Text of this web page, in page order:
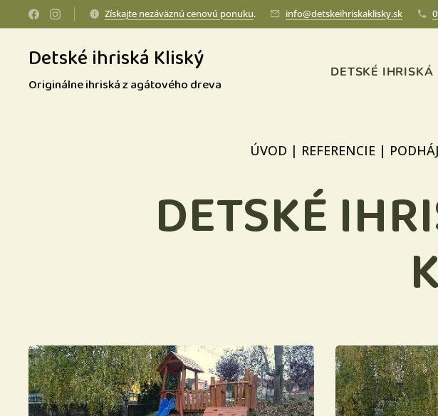
Získajte nezáväznú cenovú ponuku. info@detskeihriskaklisky.sk
Detské ihriská Kliský
Originálne ihriská z agátového dreva
DETSKÉ IHRISKÁ
ÚVOD | REFERENCIE |
DETSKÉ